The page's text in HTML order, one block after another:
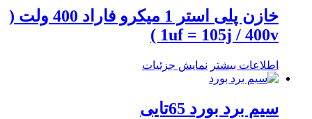
خازن پلی استر 1 میکرو فاراد 400 ولت (
1uf = 105j / 400v )
اطلاعات بیشتر نمایش جزئیات
سیم برد بورد 65تایی